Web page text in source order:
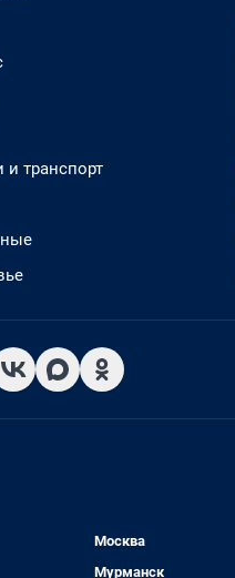
и транспорт
Москва
Мурманск